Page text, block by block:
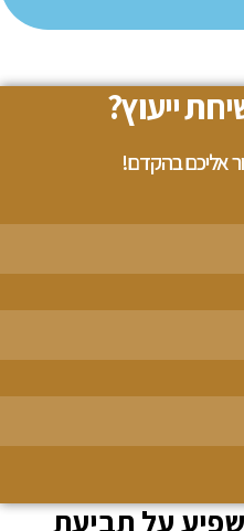
ייעוץ?
אליכם בהקדם!
על תביעת